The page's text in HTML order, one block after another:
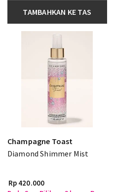
TAMBAHKAN KE TAS
Champagne Toast
Diamond Shimmer Mist
Rp 420.000